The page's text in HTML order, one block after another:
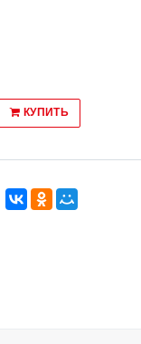
КУПИТЬ